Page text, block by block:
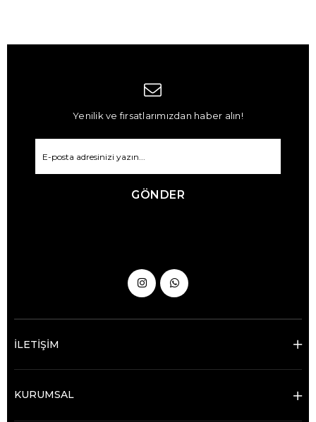
Yenilik ve fırsatlarımızdan haber alın!
GÖNDER
İLETİŞİM
KURUMSAL